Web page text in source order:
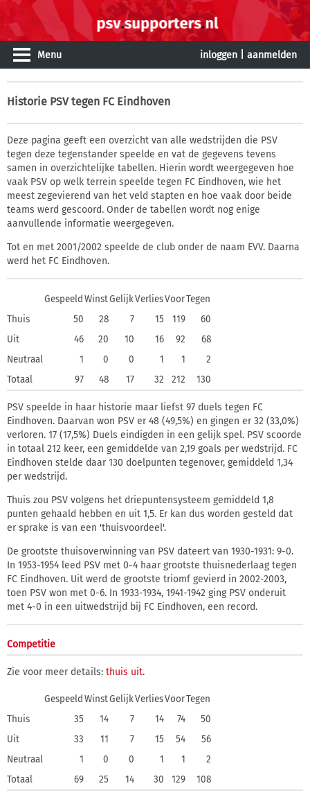
Menu inloggen aanmelden
Historie PSV tegen FC Eindhoven
Deze pagina geeft een overzicht van alle wedstrijden die PSV
tegen deze tegenstander speelde en vat de gegevens tevens
samen in overzichtelijke tabellen. Hierin wordt weergegeven hoe
vaak PSV op welk terrein speelde tegen FC Eindhoven, wie het
meest zegevierend van het veld stapten en hoe vaak door beide
teams werd gescoord. Onder de tabellen wordt nog enige
aanvullende informatie weergegeven.
Tot en met 2001/2002 speelde de club onder de naam EVV. Daarna
werd het FC Eindhoven.
Gespeeld WinstGelijkVerliesVoorTegen
Thuis
50 28 7 15 119
60
Uit
46 20 10 16 92
68
Neutraal
1 0 0 1 1
2
Totaal
97 48 17 32 212 130
PSV speelde in haar historie maar liefst 97 duels tegen FC
Eindhoven. Daarvan won PSV er 48 (49,5%) en gingen er 32 (33,0%)
verloren. 17 (17,5%) Duels eindigden in een gelijk spel. PSV scoorde
in totaal 212 keer, een gemiddelde van 2,19 goals per wedstrijd. FC
Eindhoven stelde daar 130 doelpunten tegenover, gemiddeld 1,34
per wedstrijd.
Thuis zou PSV volgens het driepuntensysteem gemiddeld 1,8
punten gehaald hebben en uit 1,5. Er kan dus worden gesteld dat
er sprake is van een 'thuisvoordeel'.
De grootste thuisoverwinning van PSV dateert van 1930-1931: 9-0.
In 1953-1954 leed PSV met 0-4 haar grootste thuisnederlaag tegen
FC Eindhoven. Uit werd de grootste triomf gevierd in 2002-2003,
toen PSV won met 0-6. In 1933-1934, 1941-1942 ging PSV onderuit
met 4-0 in een uitwedstrijd bij FC Eindhoven, een record.
Competitie
Zie voor meer details: thuis uit.
Gespeeld WinstGelijkVerliesVoorTegen
Thuis
35 14 7 14 74
50
Uit
33 11 7 15 54
56
Neutraal
1 0 0 1 1
2
Totaal
69 25 14 30 129 108